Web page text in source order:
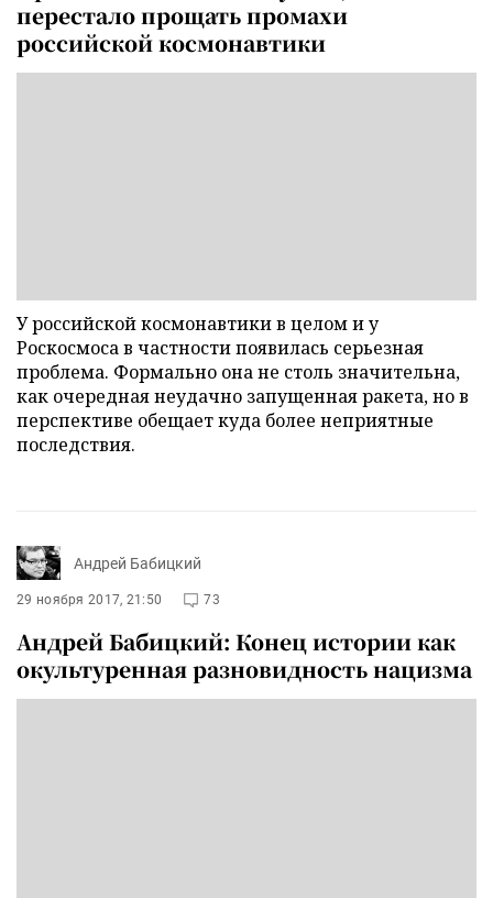
перестало прощать промахи
российской космонавтики
У российской космонавтики в целом и у
Роскосмоса в частности появилась серьезная
проблема. Формально она не столь значительна,
как очередная неудачно запущенная ракета, но в
перспективе обещает куда более неприятные
последствия.
Андрей Бабицкий
29 ноября 2017, 21:50 73
Андрей Бабицкий: Конец истории как
окультуренная разновидность нацизма